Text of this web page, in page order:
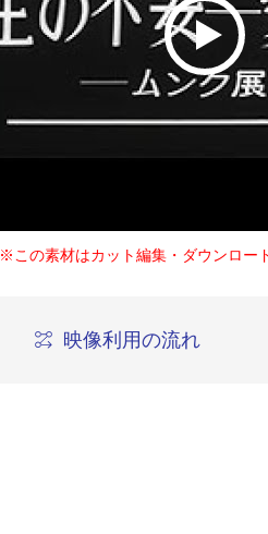
※この素材はカット編集・ダウンロー
映像利用の流れ